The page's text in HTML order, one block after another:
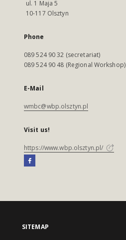
ul. 1 Maja 5
10-117 Olsztyn
Phone
089 524 90 32 (secretariat)
089 524 90 48 (Regional Workshop)
E-Mail
wmbc@wbp.olsztyn.pl
Visit us!
https://www.wbp.olsztyn.pl/
SITEMAP